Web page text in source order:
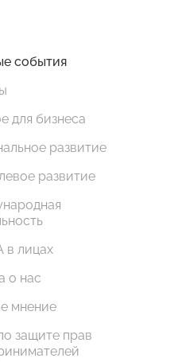
события
для бизнеса
развитие
развитие
лицах
о нас
мнение
защите прав